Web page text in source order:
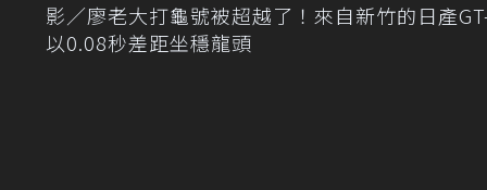
影／廖老大打龜號被超越了！來自新竹的日產
以0.08秒差距坐穩龍頭